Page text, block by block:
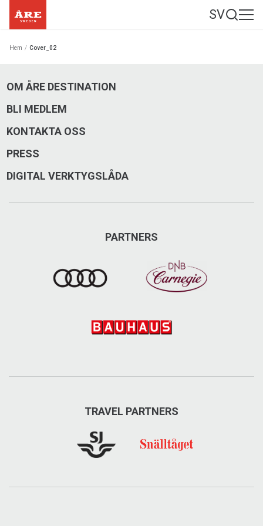
SV
Hem / Cover_02
OM ÅRE DESTINATION
BLI MEDLEM
KONTAKTA OSS
PRESS
DIGITAL VERKTYGSLÅDA
PARTNERS
TRAVEL PARTNERS